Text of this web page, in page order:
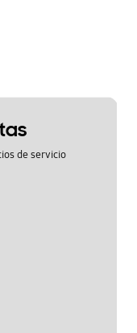
de servicio